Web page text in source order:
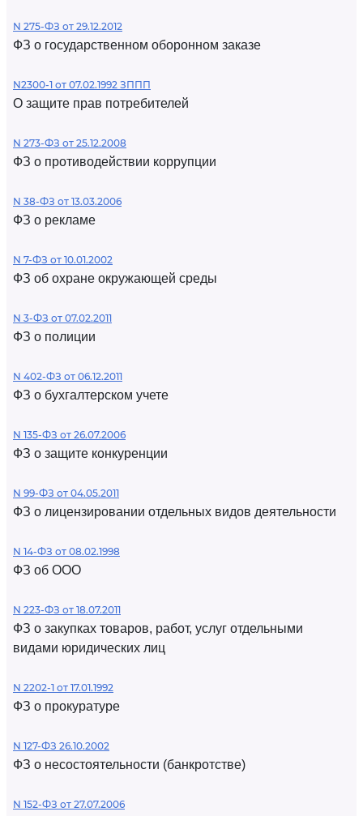
N 275-ФЗ от 29.12.2012
ФЗ о государственном оборонном заказе
N2300-1 от 07.02.1992 ЗППП
О защите прав потребителей
N 273-ФЗ от 25.12.2008
ФЗ о противодействии коррупции
N 38-ФЗ от 13.03.2006
ФЗ о рекламе
N 7-ФЗ от 10.01.2002
ФЗ об охране окружающей среды
N 3-ФЗ от 07.02.2011
ФЗ о полиции
N 402-ФЗ от 06.12.2011
ФЗ о бухгалтерском учете
N 135-ФЗ от 26.07.2006
ФЗ о защите конкуренции
N 99-ФЗ от 04.05.2011
ФЗ о лицензировании отдельных видов деятельности
N 14-ФЗ от 08.02.1998
ФЗ об ООО
N 223-ФЗ от 18.07.2011
ФЗ о закупках товаров, работ, услуг отдельными
видами юридических лиц
N 2202-1 от 17.01.1992
ФЗ о прокуратуре
N 127-ФЗ 26.10.2002
ФЗ о несостоятельности (банкротстве)
N 152-ФЗ от 27.07.2006